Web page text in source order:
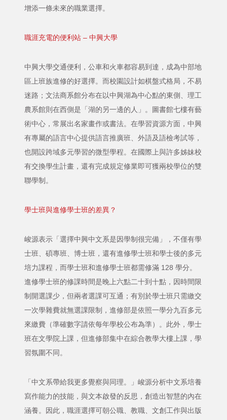
增添一條未來的職業選擇。
職涯充電的便利站 – 中興大學
中興大學交通便利，公車和火車都容易到達，成為中部地
區上班族進修的好選擇。而校園設計如棋盤式格局，不易
迷路；文法商系館分布在以中興湖為中心點的東側、理工
農系館則在西側是「湖的另一邊的人」。圖書館七樓有藝
術中心，常展出名家畫作或書法。在學習資源方面，中興
有專屬的語言中心提供語言推廣班、外語及語檢考試等，
也開設跨域多元學習的微型學程。在國際上與許多姊妹校
有交換學生計畫，還有完成規定修業即可獲兩校學位的雙
聯學制。
學士班與進修學士班的差異？
峻源表示「選擇中興中文系是因學制很完備」，不僅有學
士班、碩專班、博士班，還有進修學士班和學士後的多元
培力課程，而學士班和進修學士班都需修滿 128 學分。
進修學士班的修課時間是晚上六點二十到十點，因時間限
制開選課少，但兩者選課可互通；有別於學士班只需繳交
一次學雜費就無選課限制，進修部是依照一學分九百多元
來繳費（準確數字請依每年學校公布為準）。此外，學士
班在文學院上課，但進修部集中在綜合教學大樓上課，學
習氛圍不同。
「中文系帶給我更多覺察與同理。」峻源分析中文系培養
寫作能力的技能，與文本啟發的反思，創造出智慧的內在
涵養。因此，職涯選擇可朝公職、教職、文創工作與出版